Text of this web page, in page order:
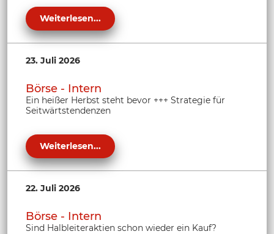
Weiterlesen...
23. Juli 2026
Börse - Intern
Ein heißer Herbst steht bevor +++ Strategie für
Seitwärtstendenzen
Weiterlesen...
22. Juli 2026
Börse - Intern
Sind Halbleiteraktien schon wieder ein Kauf?